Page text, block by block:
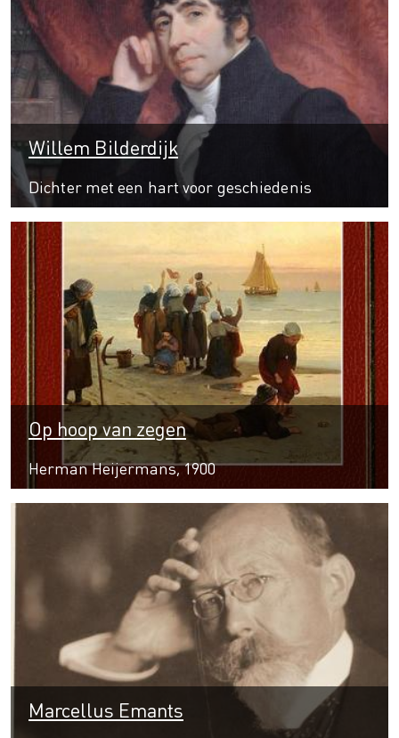
Willem Bilderdijk
Dichter met een hart voor geschiedenis
Op hoop van zegen
Herman Heijermans, 1900
Marcellus Emants